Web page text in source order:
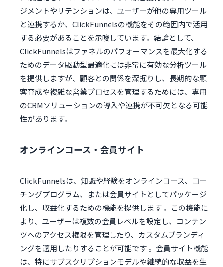
ジメントやリテンションは、ユーザーが他の専用ツール
と連携するか、ClickFunnelsの機能をその範囲内で活用
する必要があることを示唆しています。結論として、
ClickFunnelsはファネルのパフォーマンスを最大化する
ためのデータ駆動型最適化には非常に有効な分析ツール
を提供しますが、顧客との関係を深掘りし、長期的な顧
客育成や複雑な営業プロセスを管理するためには、専用
のCRMソリューションの導入や連携が不可欠となる可能
性があります。
オンラインコース・会員サイト
ClickFunnelsは、知識や経験をオンラインコース、コー
チングプログラム、または会員サイトとしてパッケージ
化し、収益化するための機能を提供します 。この機能に
より、ユーザーは複数の会員レベルを設定し、コンテン
ツへのアクセス権限を管理したり、カスタムブランディ
ングを適用したりすることが可能です 。会員サイト機能
は、特にサブスクリプションモデルや継続的な収益を生